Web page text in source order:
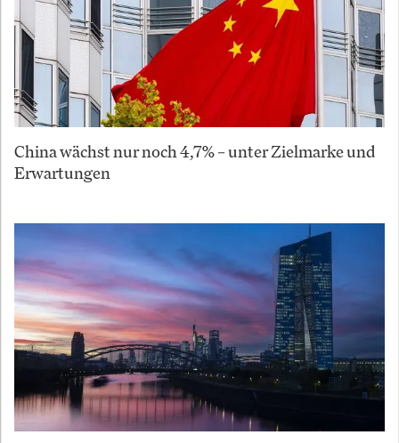
China wächst nur noch 4,7% – unter Zielmarke und
Erwartungen